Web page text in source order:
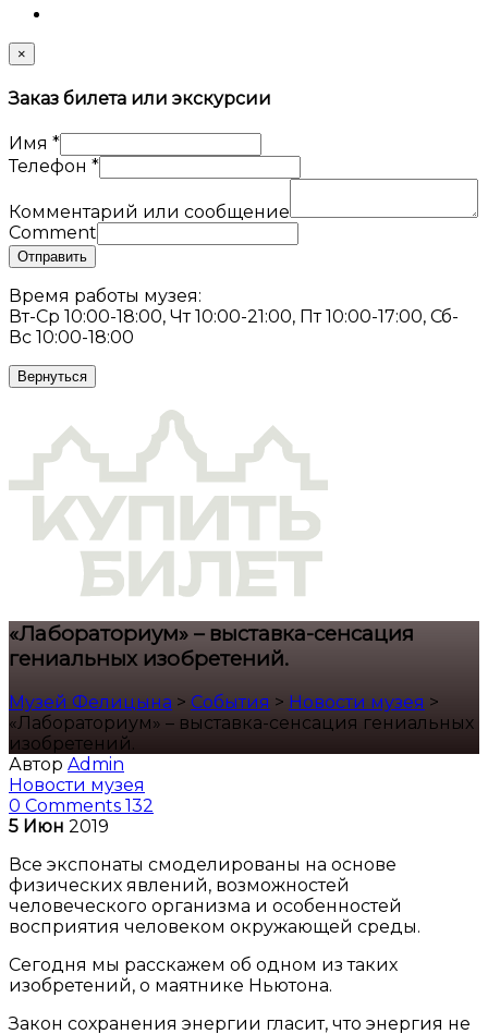
×
Заказ билета или экскурсии
Имя *
Телефон *
Комментарий или сообщение
Comment
Отправить
Время работы музея:
Вт-Ср 10:00-18:00, Чт 10:00-21:00, Пт 10:00-17:00, Сб-
Вс 10:00-18:00
Вернуться
«Лабораториум» – выставка-сенсация
гениальных изобретений.
Музей Фелицына > События > Новости музея >
«Лабораториум» – выставка-сенсация гениальных
изобретений.
Автор Admin
Новости музея
0 Comments 132
5 Июн 2019
Все экспонаты смоделированы на основе
физических явлений, возможностей
человеческого организма и особенностей
восприятия человеком окружающей среды.
Сегодня мы расскажем об одном из таких
изобретений, о маятнике Ньютона.
Закон сохранения энергии гласит, что энергия не